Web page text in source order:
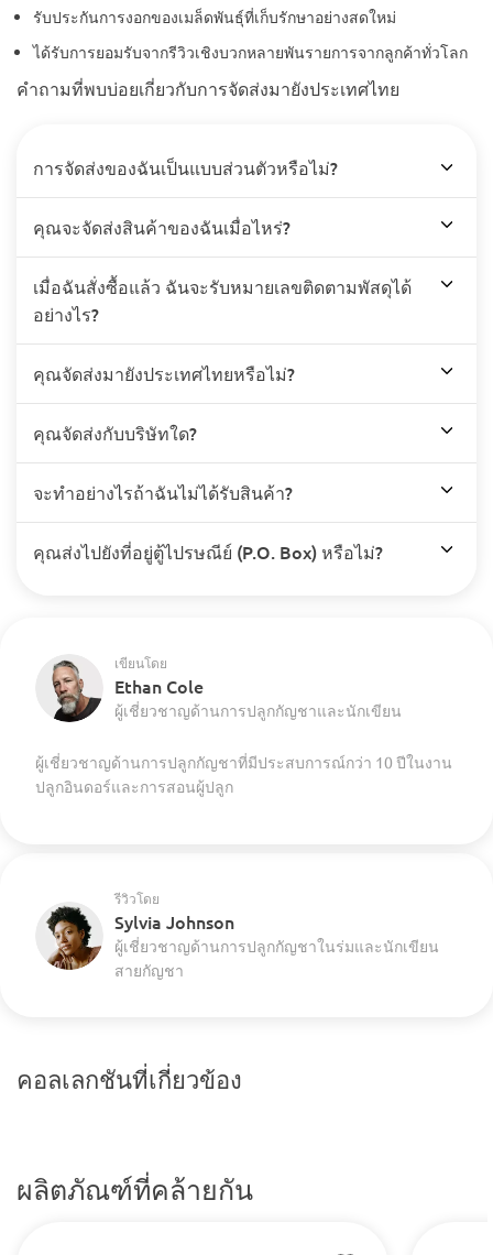
รับประกันการงอกของเมล็ดพันธุ์ที่เก็บรักษาอย่างสดใหม่
ได้รับการยอมรับจากรีวิวเชิงบวกหลายพันรายการจากลูกค้าทั่วโลก
คำถามที่พบบ่อยเกี่ยวกับการจัดส่งมายังประเทศไทย
การจัดส่งของฉันเป็นแบบส่วนตัวหรือไม่?
คุณจะจัดส่งสินค้าของฉันเมื่อไหร่?
เมื่อฉันสั่งซื้อแล้ว ฉันจะรับหมายเลขติดตามพัสดุได้
อย่างไร?
คุณจัดส่งมายังประเทศไทยหรือไม่?
คุณจัดส่งกับบริษัทใด?
จะทำอย่างไรถ้าฉันไม่ได้รับสินค้า?
คุณส่งไปยังที่อยู่ตู้ไปรษณีย์ (P.O. Box) หรือไม่?
เขียนโดย
Ethan Cole
ผู้เชี่ยวชาญด้านการปลูกกัญชาและนักเขียน
ผู้เชี่ยวชาญด้านการปลูกกัญชาที่มีประสบการณ์กว่า 10 ปีในงาน
ปลูกอินดอร์และการสอนผู้ปลูก
รีวิวโดย
Sylvia Johnson
ผู้เชี่ยวชาญด้านการปลูกกัญชาในร่มและนักเขียน
สายกัญชา
คอลเลกชันที่เกี่ยวข้อง
ผลิตภัณฑ์ที่คล้ายกัน